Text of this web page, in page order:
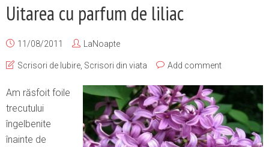
Uitarea cu parfum de liliac
11/08/2011 LaNoapte
Scrisori de Iubire, Scrisori din viata Add comment
Am răsfoit foile
trecutului
îngelbenite
înainte de